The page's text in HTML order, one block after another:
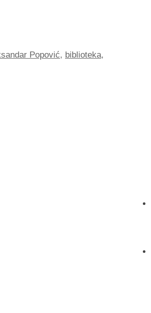
Popović, biblioteka,